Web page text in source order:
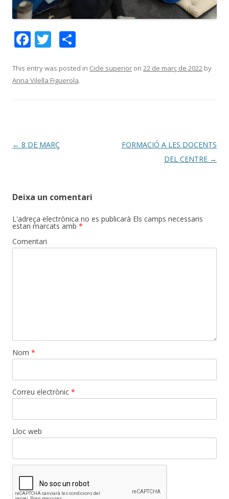
F
e
b
k
T
itt
er
m
p
This entry was posted in Cicle superior on 22 de març de 2022 by
Anna Vilella Figuerola.
Post
← 8 DE MARÇ
FORMACIÓ A LES DOCENTS
DEL CENTRE →
Deixa un comentari
L'adreça electrònica no es publicarà Els camps necessaris
estan marcats amb *
Comentari
Nom *
Correu electrònic *
Lloc web